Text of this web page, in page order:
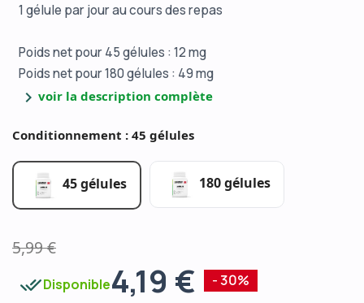
1 gélule par jour au cours des repas
Poids net pour 45 gélules : 12 mg
Poids net pour 180 gélules : 49 mg
chevron_right voir la description complète
Conditionnement : 45 gélules
45 gélules 180 gélules
5,99 €
done_allDisponible4,19 € - 30%